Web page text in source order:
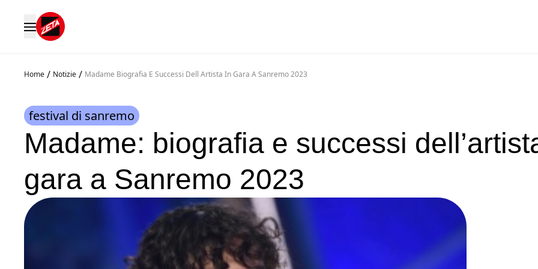
Home / Notizie / Madame Biografia E Successi Dell Artista In Gara A Sanremo 2023
festival di sanremo
Madame: biografia e successi
gara a Sanremo 2023